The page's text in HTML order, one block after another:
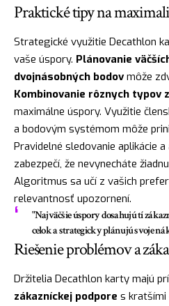
Praktické tipy na
Strategické využitie Decathlon
vaše úspory. Plánovanie
dvojnásobných bodovmôže
Kombinovanie rôznych typov
maximálne úspory. Využitie
a bodovým systémom môže
Pravidelné sledovanie aplikácie a
zabezpečí, že nevynecháte
Algoritmus sa učí z vašich
relevantnosť upozornení.
"Najväčšie úspory dosahujú tí
celok a strategicky plánujú svoje
Riešenie problémov a
Držitelia Decathlon karty majú
zákazníckej podpore s kratšími